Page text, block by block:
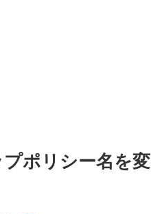
ポリシー名を変